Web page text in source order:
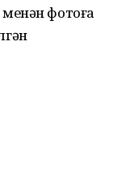
фотоға